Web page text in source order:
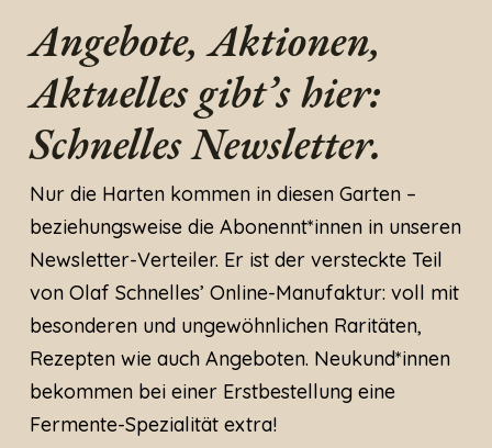
Angebote, Aktionen,
Aktuelles gibt’s hier:
Schnelles Newsletter.
Nur die Harten kommen in diesen Garten –
beziehungsweise die Abonennt*innen in unseren
Newsletter-Verteiler. Er ist der versteckte Teil
von Olaf Schnelles’ Online-Manufaktur: voll mit
besonderen und ungewöhnlichen Raritäten,
Rezepten wie auch Angeboten. Neukund*innen
bekommen bei einer Erstbestellung eine
Fermente-Spezialität extra!